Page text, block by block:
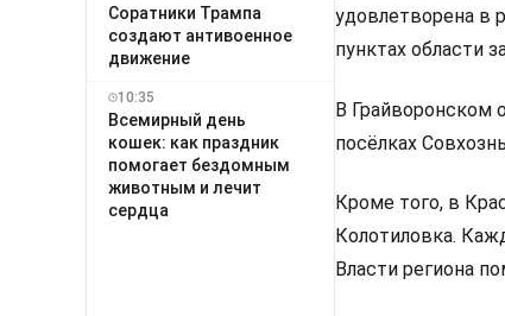
Соратники Трампа
создают антивоенное
движение
10:35
Всемирный день
кошек: как праздник
помогает бездомным
животным и лечит
сердца
удовлетворена в
пунктах области
В Грайворонском
посёлках
Кроме того, в
Колотиловка.
Власти региона